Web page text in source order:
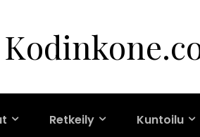
Retkeily Kuntoilu